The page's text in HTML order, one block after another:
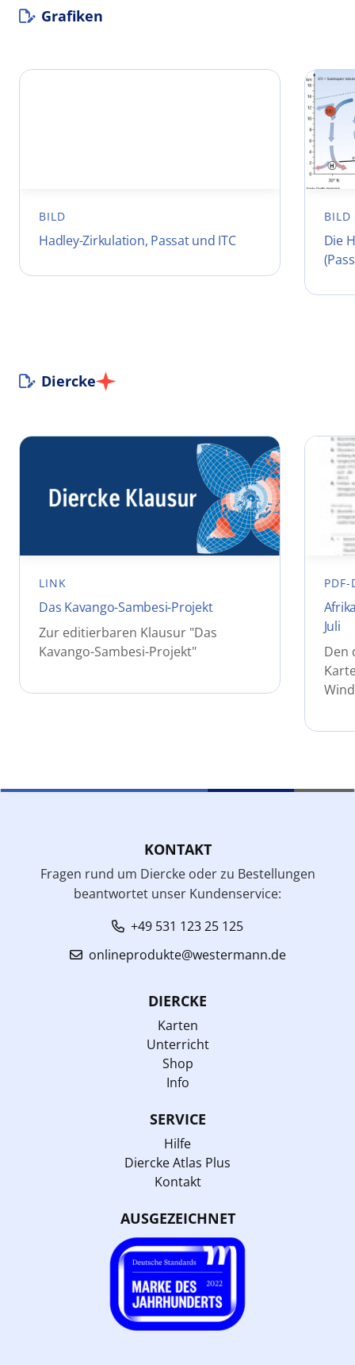
Grafiken
BILD
Hadley-Zirkulation, Passat und ITC
BILD
Die
Diercke
LINK
Das Kavango-Sambesi-Projekt
Zur editierbaren Klausur "Das
Kavango-Sambesi-Projekt"
PDF-
Juli
Den
KONTAKT
Fragen rund um Diercke oder zu Bestellungen
beantwortet unser Kundenservice:
+49 531 123 25 125
onlineprodukte@westermann.de
DIERCKE
Karten
Unterricht
Shop
Info
SERVICE
Hilfe
Diercke Atlas Plus
Kontakt
AUSGEZEICHNET